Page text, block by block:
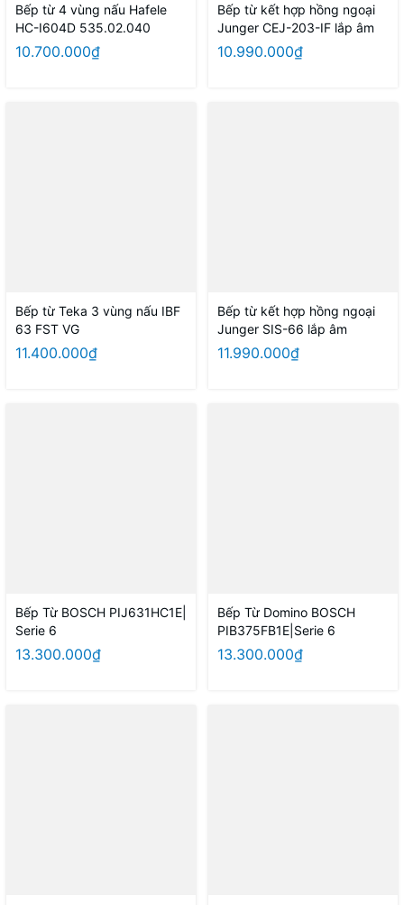
Bếp từ 4 vùng nấu Hafele
HC-I604D 535.02.040
10.700.000₫
Bếp từ kết hợp hồng ngoại
Junger CEJ-203-IF lắp âm
10.990.000₫
Bếp từ Teka 3 vùng nấu IBF
63 FST VG
11.400.000₫
Bếp từ kết hợp hồng ngoại
Junger SIS-66 lắp âm
11.990.000₫
Bếp Từ BOSCH PIJ631HC1E|
Serie 6
13.300.000₫
Bếp Từ Domino BOSCH
PIB375FB1E|Serie 6
13.300.000₫